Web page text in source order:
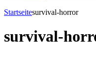
Startseitesurvival-horror
survival-